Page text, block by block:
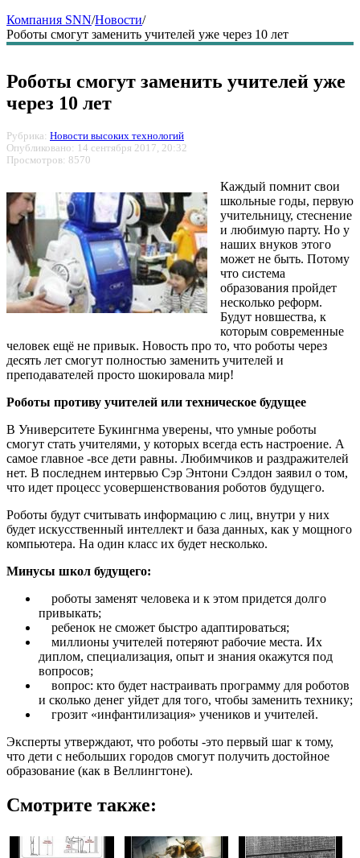
Компания SNN/Новости/
Роботы смогут заменить учителей уже через 10 лет
Роботы смогут заменить учителей уже
через 10 лет
Рубрика: Новости высоких технологий
Опубликовано: 14 сентября 2017, 20:32
Просмотров: 8570
Каждый помнит свои
школьные годы, первую
учительницу, стеснение
и любимую парту. Но у
наших внуков этого
может не быть. Потому
что система
образования пройдет
несколько реформ.
Будут новшества, к
которым современные
человек ещё не привык. Новость про то, что роботы через
десять лет смогут полностью заменить учителей и
преподавателей просто шокировала мир!
Роботы противу учителей или техническое будущее
В Университете Букингнма уверены, что умные роботы
смогут стать учителями, у которых всегда есть настроение. А
самое главное -все дети равны. Любимчиков и раздражителей
нет. В последнем интервью Сэр Энтони Сэлдон заявил о том,
что идет процесс усовершенствования роботов будущего.
Роботы будут считывать информацию с лиц, внутри у них
будет искусственный интеллект и база данных, как у мощного
компьютера. На один класс их будет несколько.
Минусы школ будущего:
роботы заменят человека и к этом придется долго
привыкать;
ребенок не сможет быстро адаптироваться;
миллионы учителей потеряют рабочие места. Их
диплом, специализация, опыт и знания окажутся под
вопросов;
вопрос: кто будет настраивать программу для роботов
и сколько денег уйдет для того, чтобы заменить технику;
грозит «инфантилизация» учеников и учителей.
Эксперты утверждают, что роботы -это первый шаг к тому,
что дети с небольших городов смогут получить достойное
образование (как в Веллингтоне).
Смотрите также: